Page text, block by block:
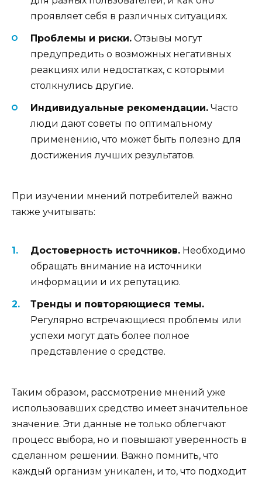
проявляет себя в различных ситуациях.
Проблемы и риски. Отзывы могут
предупредить о возможных негативных
реакциях или недостатках, с которыми
столкнулись другие.
Индивидуальные рекомендации. Часто
люди дают советы по оптимальному
применению, что может быть полезно для
достижения лучших результатов.
При изучении мнений потребителей важно
также учитывать:
Достоверность источников. Необходимо
обращать внимание на источники
информации и их репутацию.
Тренды и повторяющиеся темы.
Регулярно встречающиеся проблемы или
успехи могут дать более полное
представление о средстве.
Таким образом, рассмотрение мнений уже
использовавших средство имеет значительное
значение. Эти данные не только облегчают
процесс выбора, но и повышают уверенность в
сделанном решении. Важно помнить, что
каждый организм уникален, и то, что подходит